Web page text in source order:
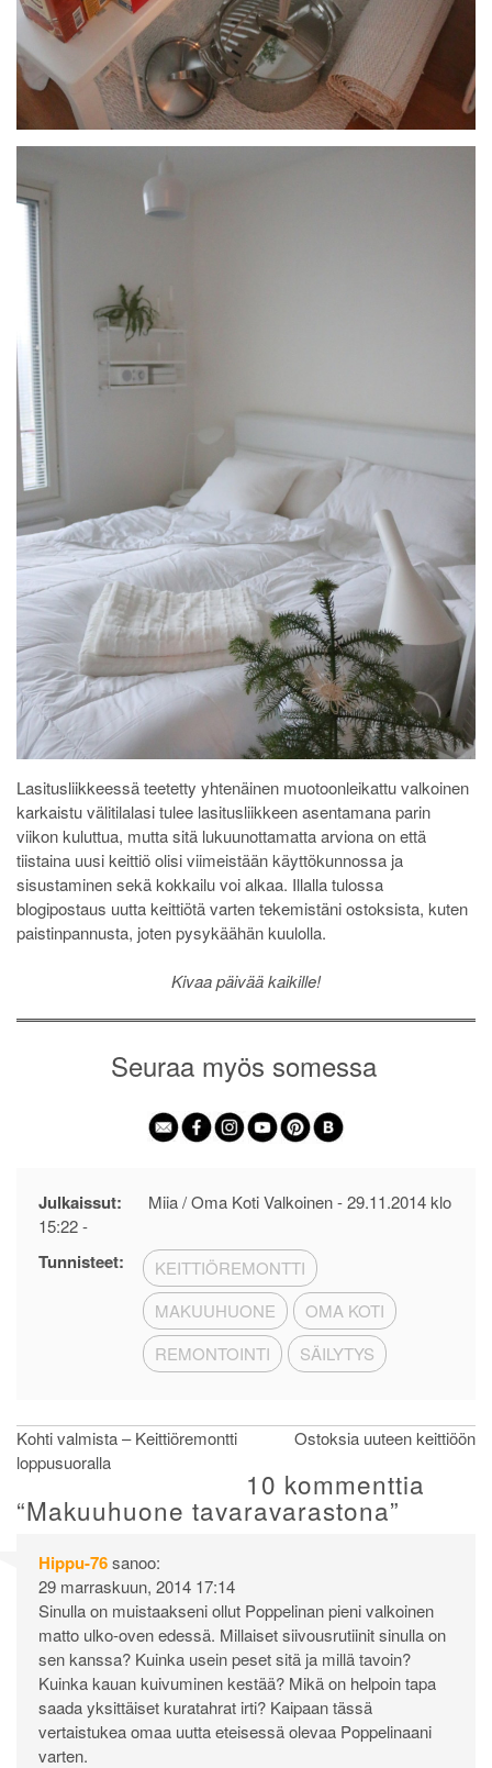
Lasitusliikkeessä teetetty yhtenäinen muotoonleikattu valkoinen
karkaistu välitilalasi tulee lasitusliikkeen asentamana parin
viikon kuluttua, mutta sitä lukuunottamatta arviona on että
tiistaina uusi keittiö olisi viimeistään käyttökunnossa ja
sisustaminen sekä kokkailu voi alkaa. Illalla tulossa
blogipostaus uutta keittiötä varten tekemistäni ostoksista, kuten
paistinpannusta, joten pysykäähän kuulolla.
Kivaa päivää kaikille!
Seuraa myös somessa
Julkaissut: Miia / Oma Koti Valkoinen -29.11.2014 klo
15:22-
Tunnisteet:
KEITTIÖREMONTTI
MAKUUHUONE
OMA KOTI
REMONTOINTI
SÄILYTYS
Artikkelien
selaus
Kohti valmista – Keittiöremontti
loppusuoralla
Ostoksia uuteen keittiöön
10 kommenttia
“Makuuhuone tavaravarastona”
Hippu-76sanoo:
29 marraskuun, 2014 17:14
Sinulla on muistaakseni ollut Poppelinan pieni valkoinen
matto ulko-oven edessä. Millaiset siivousrutiinit sinulla on
sen kanssa? Kuinka usein peset sitä ja millä tavoin?
Kuinka kauan kuivuminen kestää? Mikä on helpoin tapa
saada yksittäiset kuratahrat irti? Kaipaan tässä
vertaistukea omaa uutta eteisessä olevaa Poppelinaani
varten.